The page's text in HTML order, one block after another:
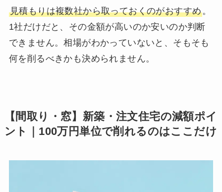
見積もりは複数社から取っておくのがおすすめ。
1社だけだと、その金額が高いのか安いのか判断
できません。相場がわかっていないと、そもそも
何を削るべきかも決められません。
【間取り・窓】新築・注文住宅の減額ポイ
ント｜100万円単位で削れるのはここだけ